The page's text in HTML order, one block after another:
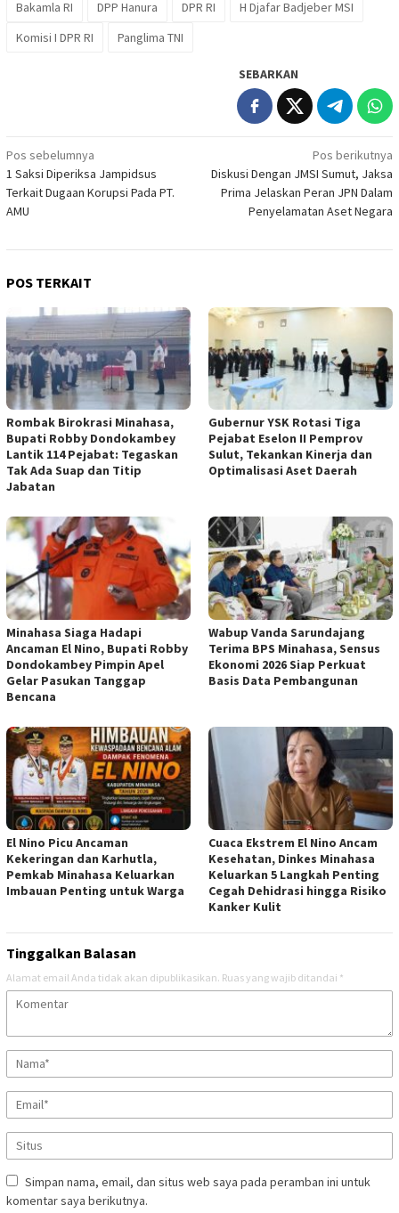
Bakamla RI DPP Hanura DPR RI
H Djafar Badjeber MSI
Komisi I DPR RI
Panglima TNI
SEBARKAN
Navigasi
pos
Pos sebelumnya
1 Saksi Diperiksa Jampidsus
Terkait Dugaan Korupsi Pada PT.
AMU
Pos berikutnya
Diskusi Dengan JMSI Sumut, Jaksa
Prima Jelaskan Peran JPN Dalam
Penyelamatan Aset Negara
POS TERKAIT
Rombak Birokrasi Minahasa,
Bupati Robby Dondokambey
Lantik 114 Pejabat: Tegaskan
Tak Ada Suap dan Titip
Jabatan
Gubernur YSK Rotasi Tiga
Pejabat Eselon II Pemprov
Sulut, Tekankan Kinerja dan
Optimalisasi Aset Daerah
Minahasa Siaga Hadapi
Ancaman El Nino, Bupati Robby
Dondokambey Pimpin Apel
Gelar Pasukan Tanggap
Bencana
Wabup Vanda Sarundajang
Terima BPS Minahasa, Sensus
Ekonomi 2026 Siap Perkuat
Basis Data Pembangunan
El Nino Picu Ancaman
Kekeringan dan Karhutla,
Pemkab Minahasa Keluarkan
Imbauan Penting untuk Warga
Cuaca Ekstrem El Nino Ancam
Kesehatan, Dinkes Minahasa
Keluarkan 5 Langkah Penting
Cegah Dehidrasi hingga Risiko
Kanker Kulit
Tinggalkan Balasan
Alamat email Anda tidak akan dipublikasikan. Ruas yang wajib ditandai *
Simpan nama, email, dan situs web saya pada peramban ini untuk
komentar saya berikutnya.